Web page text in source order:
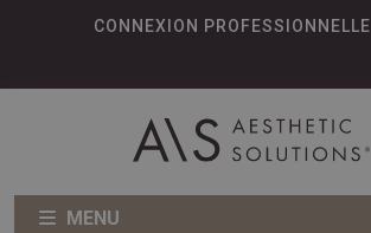
CONNEXION PROFESSIONNELLE
MENU